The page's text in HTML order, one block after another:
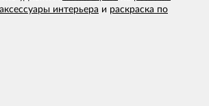
аксессуары интерьера и раскраска по